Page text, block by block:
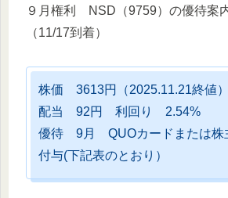
９月権利 NSD（9759）の優待案
（11/17到着）
株価 3613円（2025.11.21終値）
配当 92円 利回り 2.54%
優待 9月 QUOカードまたは株
付与(下記表のとおり）